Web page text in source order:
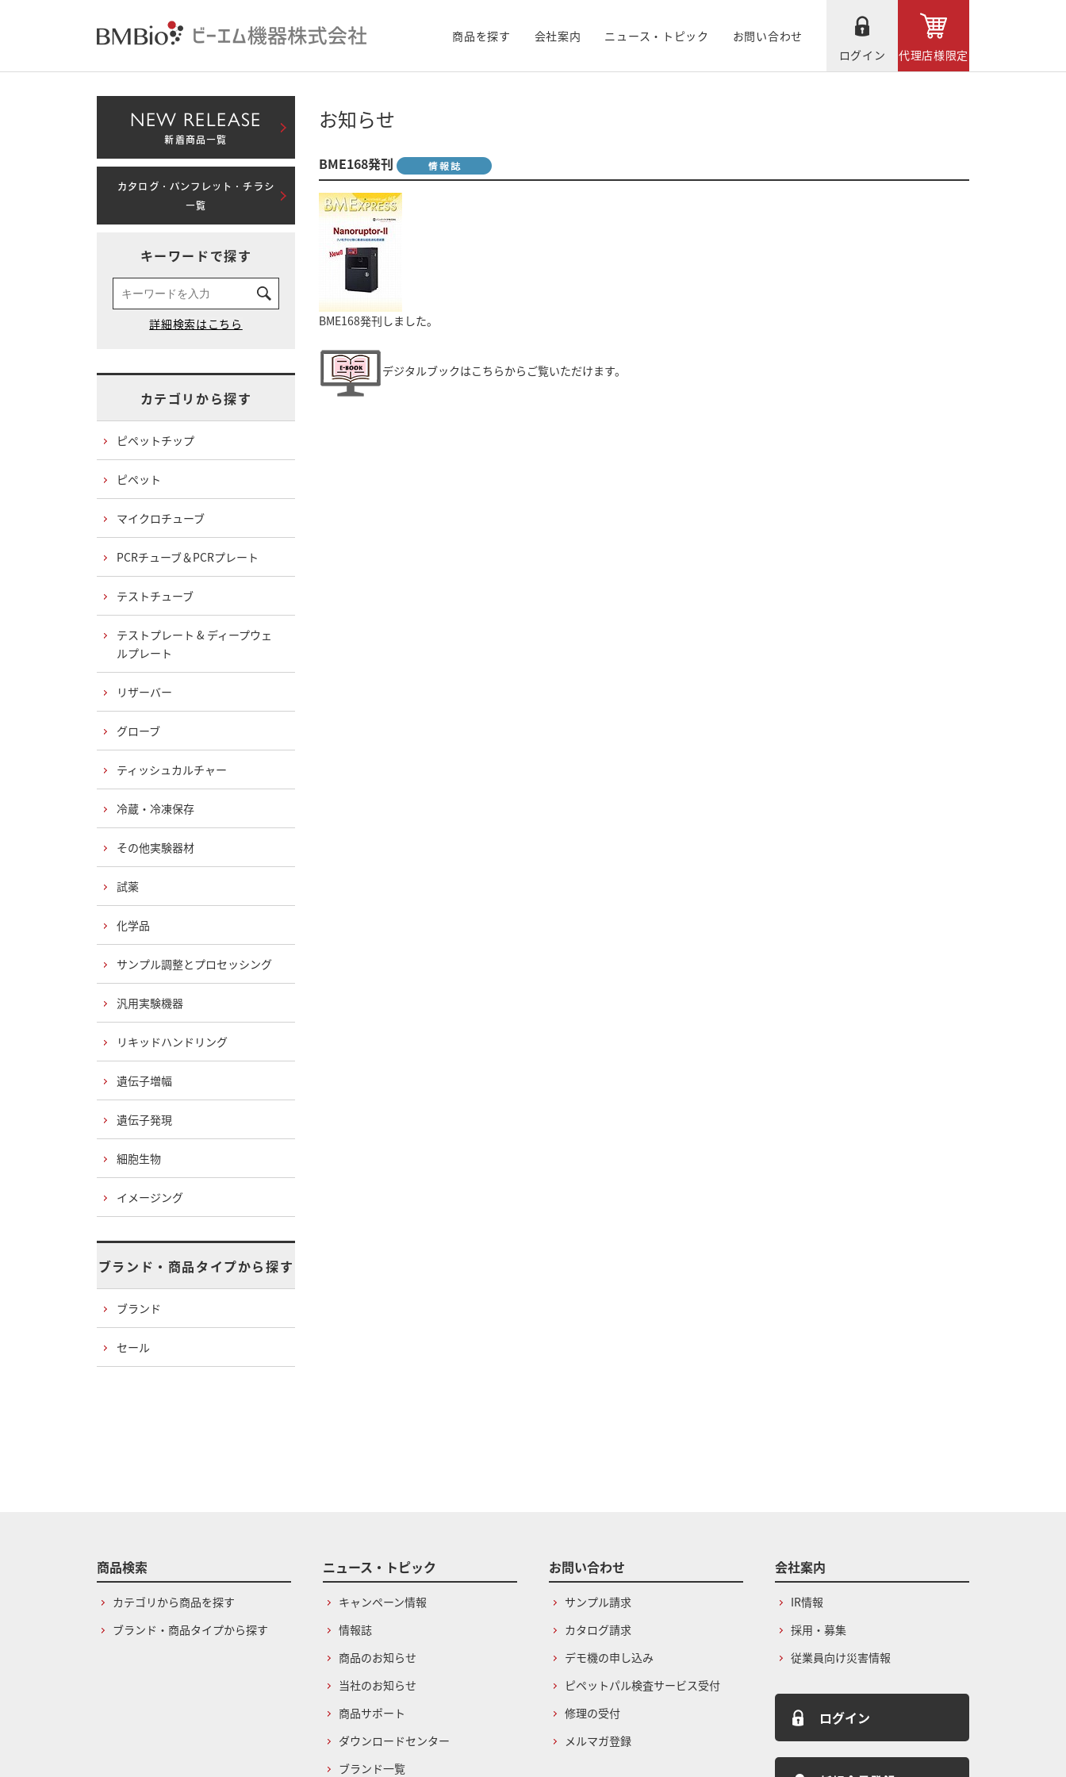
商品を探す 会社案内 ニュース・トピック
お問い合わせ
ログイン
代理店様限定
お知らせ
BME168発刊
BME168発刊しました。
デジタルブックはこちらからご覧いただけます。
NEW RELEASE
新着商品一覧
カタログ・パンフレット・チラシ
一覧
キーワードで探す
カテゴリから探す
ピペットチップ
ピペット
マイクロチューブ
PCRチューブ＆PCRプレート
テストチューブ
テストプレート & ディープウェ
ルプレート
リザーバー
グローブ
ティッシュカルチャー
冷蔵・冷凍保存
その他実験器材
試薬
化学品
サンプル調整とプロセッシング
汎用実験機器
リキッドハンドリング
遺伝子増幅
遺伝子発現
細胞生物
イメージング
ブランド・商品タイプから探す
ブランド
セール
商品検索
カテゴリから商品を探す
ブランド・商品タイプから探す
ニュース・トピック
キャンペーン情報
情報誌
商品のお知らせ
当社のお知らせ
商品サポート
ダウンロードセンター
ブランド一覧
お問い合わせ
サンプル請求
カタログ請求
デモ機の申し込み
ピペットパル検査サービス受付
修理の受付
メルマガ登録
会社案内
IR情報
採用・募集
従業員向け災害情報
ログイン